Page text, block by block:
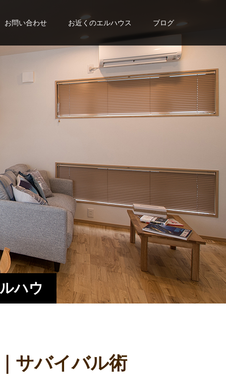
お問い合わせ お近くのエルハウス ブログ
ハウ
サバイバル術